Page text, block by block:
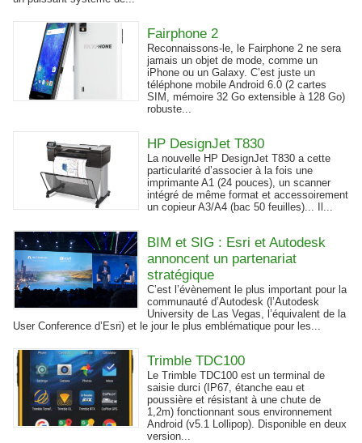
Fairphone 2
Reconnaissons-le, le Fairphone 2 ne sera
jamais un objet de mode, comme un
iPhone ou un Galaxy. C’est juste un
téléphone mobile Android 6.0 (2 cartes
SIM, mémoire 32 Go extensible à 128 Go)
robuste...
HP DesignJet T830
La nouvelle HP DesignJet T830 a cette
particularité d’associer à la fois une
imprimante A1 (24 pouces), un scanner
intégré de même format et accessoirement
un copieur A3/A4 (bac 50 feuilles)... Il...
BIM et SIG : Esri et Autodesk
annoncent un partenariat
stratégique
C’est l’évènement le plus important pour la
communauté d’Autodesk (l’Autodesk
University de Las Vegas, l’équivalent de la
User Conference d’Esri) et le jour le plus emblématique pour les...
Trimble TDC100
Le Trimble TDC100 est un terminal de
saisie durci (IP67, étanche eau et
poussière et résistant à une chute de
1,2m) fonctionnant sous environnement
Android (v5.1 Lollipop). Disponible en deux
version...